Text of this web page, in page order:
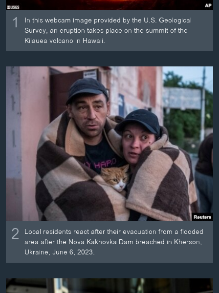
ວີດີໂອ
ສຽງ
ຕິດຕາມພວກເຮົາ ທີ່
ພາສາຕ່າງໆ
1
In this webcam image provided by the U.S. Geological
Survey, an eruption takes place on the summit of the
Kilauea volcano in Hawaii.
2 Local residents react after their evacuation from a flooded
area after the Nova Kakhovka Dam breached in Kherson,
Ukraine, June 6, 2023.